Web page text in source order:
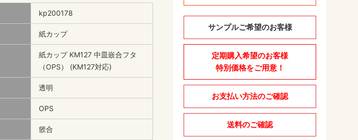
kp200178
紙カップ
紙カップ KM127 中皿嵌合フタ
（OPS） (KM127対応)
透明
OPS
篏合
サンプルご希望のお客様
定期購入希望のお客様
特別価格をご用意！
お支払い方法のご確認
送料のご確認